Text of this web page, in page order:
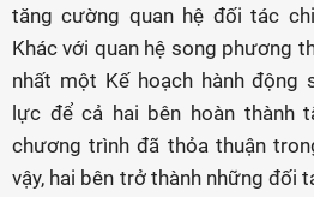
tăng cường quan hệ đối tác
Khác với quan hệ song phương
nhất một Kế hoạch hành động
lực để cả hai bên hoàn thành
chương trình đã thỏa thuận
vậy, hai bên trở thành những đối